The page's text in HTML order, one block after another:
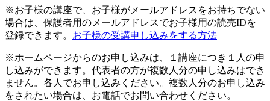
※お子様の講座で、お子様がメールアドレスをお持ちでない
場合は、保護者用のメールアドレスでお子様用の読売IDを
登録できます。 お子様の受講申し込みをする方法
※ホームページからのお申し込みは、１講座につき１人の申
し込みができます。代表者の方が複数人分の申し込みはでき
ません。各人でお申し込みください。複数人分のお申し込み
をされたい場合は、お電話でお問い合わせください。